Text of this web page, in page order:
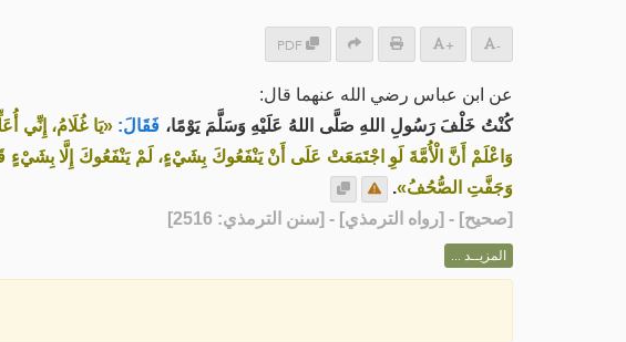
PDF + -
عن ابن عباس رضي الله عنهما قال:
كُنْتُ خَلْفَ رَسُولِ اللهِ صَلَّى اللهُ عَلَيْهِ وَسَلَّمَ يَوْمًا، فَقَالَ: «يَا غُلَامُ، إِنِّي
وَاعْلَمْ أَنَّ الْأُمَّةَ لَوِ اجْتَمَعَتْ عَلَى أَنْ يَنْفَعُوكَ بِشَيْءٍ، لَمْ يَنْفَعُوكَ إِلَّا بِشَيْءٍ
وَجَفَّتِ الصُّحُفُ».
[صحيح] - [رواه الترمذي] - [سنن الترمذي: 2516]
المزيــد ...